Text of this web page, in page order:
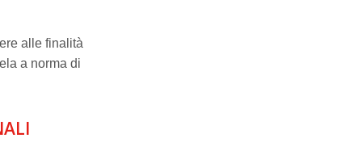
alle finalità
a norma di